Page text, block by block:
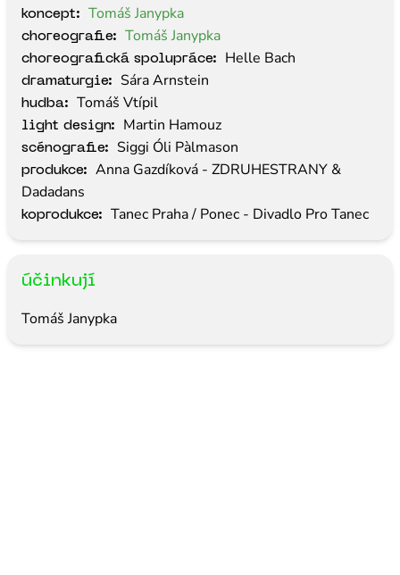
koncept: Tomáš Janypka
choreografie: Tomáš Janypka
choreografická spolupráce: Helle Bach
dramaturgie: Sára Arnstein
hudba: Tomáš Vtípil
light design: Martin Hamouz
scénografie: Siggi Óli Pàlmason
produkce:
Anna Gazdíková - ZDRUHESTRANY &
Dadadans
koprodukce: Tanec Praha / Ponec - Divadlo Pro Tanec
účinkují
Tomáš Janypka